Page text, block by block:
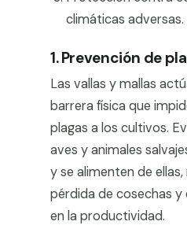
climáticas adversas.
1. Prevención de
Las vallas y mallas
barrera física que
plagas a los cultivos.
aves y animales
y se alimenten de
pérdida de cosechas
en la productividad.